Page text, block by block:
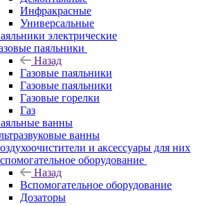
Инфракрасные
Универсальные
электрические
паяльники
Назад
Газовые паяльники
Газовые паяльники
Газовые горелки
Газ
ванны
ванны
и аксессуары для них
оборудование
Назад
Вспомогательное оборудование
Дозаторы